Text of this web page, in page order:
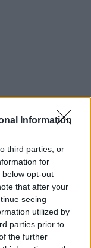
Information
third parties, or
for
opt-out
that after your
seeing
utilized by
parties prior to
the further